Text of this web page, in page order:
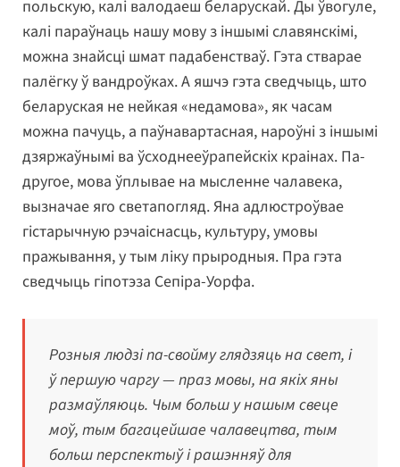
польскую, калі валодаеш беларускай. Ды ўвогуле,
калі параўнаць нашу мову з іншымі славянскімі,
можна знайсці шмат падабенстваў. Гэта стварае
палёгку ў вандроўках. А яшчэ гэта сведчыць, што
беларуская не нейкая «недамова», як часам
можна пачуць, а паўнавартасная, нароўні з іншымі
дзяржаўнымі ва ўсходнееўрапейскіх краінах. Па-
другое, мова ўплывае на мысленне чалавека,
вызначае яго светапогляд. Яна адлюстроўвае
гістарычную рэчаіснасць, культуру, умовы
пражывання, у тым ліку прыродныя. Пра гэта
сведчыць гіпотэза Сепіра-Уорфа.
Розныя людзі па-свойму глядзяць на свет, і
ў першую чаргу — праз мовы, на якіх яны
размаўляюць. Чым больш у нашым свеце
моў, тым багацейшае чалавецтва, тым
больш перспектыў і рашэнняў для